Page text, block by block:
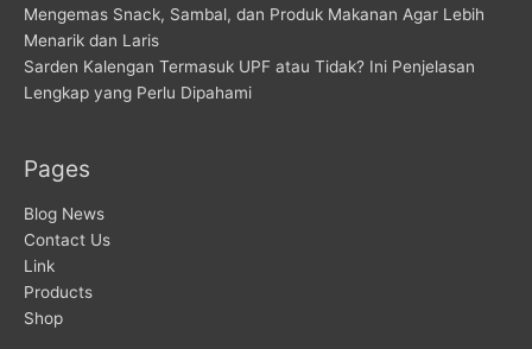
Mengemas Snack, Sambal, dan Produk Makanan Agar Lebih
Menarik dan Laris
Sarden Kalengan Termasuk UPF atau Tidak? Ini Penjelasan
Lengkap yang Perlu Dipahami
Pages
Blog News
Contact Us
Link
Products
Shop